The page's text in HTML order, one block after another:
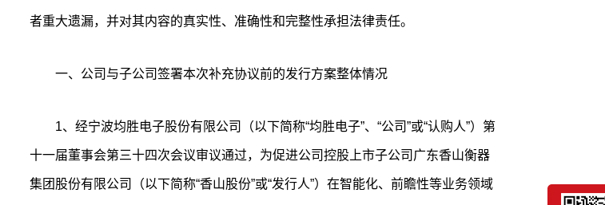
者重大遗漏，并对其内容的真实性、准确性和完整性承担法律责任。
一、公司与子公司签署本次补充协议前的发行方案整体情况
1、经宁波均胜电子股份有限公司（以下简称“均胜电子”、“公司”或“认购人”）第
十一届董事会第三十四次会议审议通过，为促进公司控股上市子公司广东香山衡器
集团股份有限公司（以下简称“香山股份”或“发行人”）在智能化、前瞻性等业务领域